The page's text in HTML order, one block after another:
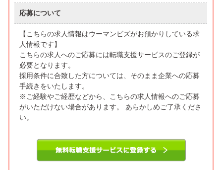
応募について
【こちらの求人情報はウーマンビズがお預かりしている求
人情報です】
こちらの求人へのご応募には転職支援サービスのご登録が
必要となります。
採用条件に合致した方については、そのまま企業への応募
手続きをいたします。
※ご経験やご経歴などから、こちらの求人情報へのご応募
がいただけない場合があります。 あらかしめご了承くださ
い。